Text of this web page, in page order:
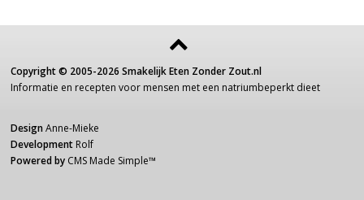
Copyright © 2005-2026 Smakelijk Eten Zonder Zout.nl
Informatie en recepten voor mensen met een natriumbeperkt dieet
Design Anne-Mieke
Development Rolf
Powered by CMS Made Simple™